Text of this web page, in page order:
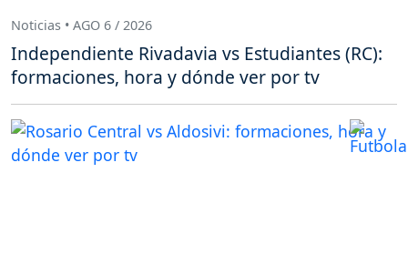
Noticias • AGO 6 / 2026
Independiente Rivadavia vs Estudiantes (RC):
formaciones, hora y dónde ver por tv